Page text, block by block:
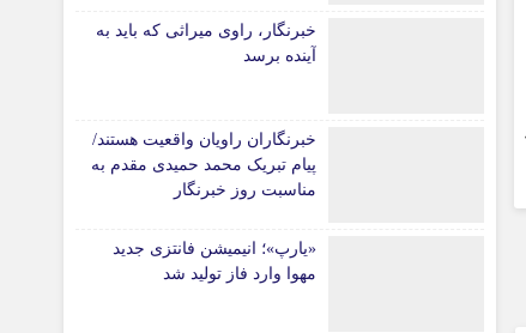
خبرنگار، راوی میراثی که باید به
آینده برسد
خبرنگاران راویان واقعیت هستند/
پیام تبریک محمد حمیدی مقدم به
مناسبت روز خبرنگار
«یارپ»؛ انیمیشن فانتزی جدید
مهوا وارد فاز تولید شد